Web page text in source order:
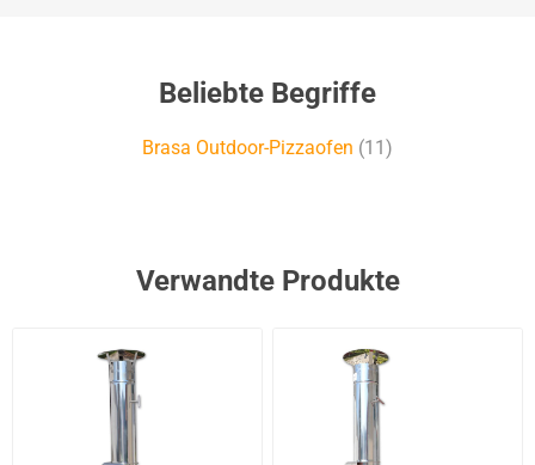
Beliebte Begriffe
Brasa Outdoor-Pizzaofen (11)
Verwandte Produkte